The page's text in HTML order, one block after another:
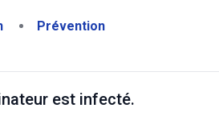
Prévention
est infecté.